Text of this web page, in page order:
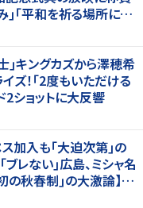
｣｢平和を祈る場所に相
｣キングカズから澤穂希
ズ！｢2度もいただける
ショットに大反響
加入も｢大迫次第｣の
レない｣広島、ミシャ名
の秋春制｣の大激論】